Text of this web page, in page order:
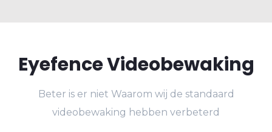
Eyefence Videobewaking
Beter is er niet Waarom wij de standaard
videobewaking hebben verbeterd